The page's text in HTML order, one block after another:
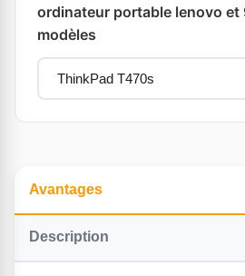
ordinateur portable lenovo et
modèles
Avantages
Description